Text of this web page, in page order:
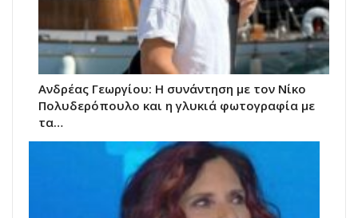
Ανδρέας Γεωργίου: Η συνάντηση με τον Νίκο
Πολυδερόπουλο και η γλυκιά φωτογραφία με
τα…